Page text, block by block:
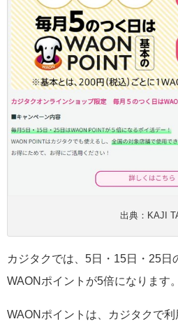
出典：KAJI
カジタクでは、5日・15日・25日
WAONポイントが5倍になります。
WAONポイントは、カジタクで